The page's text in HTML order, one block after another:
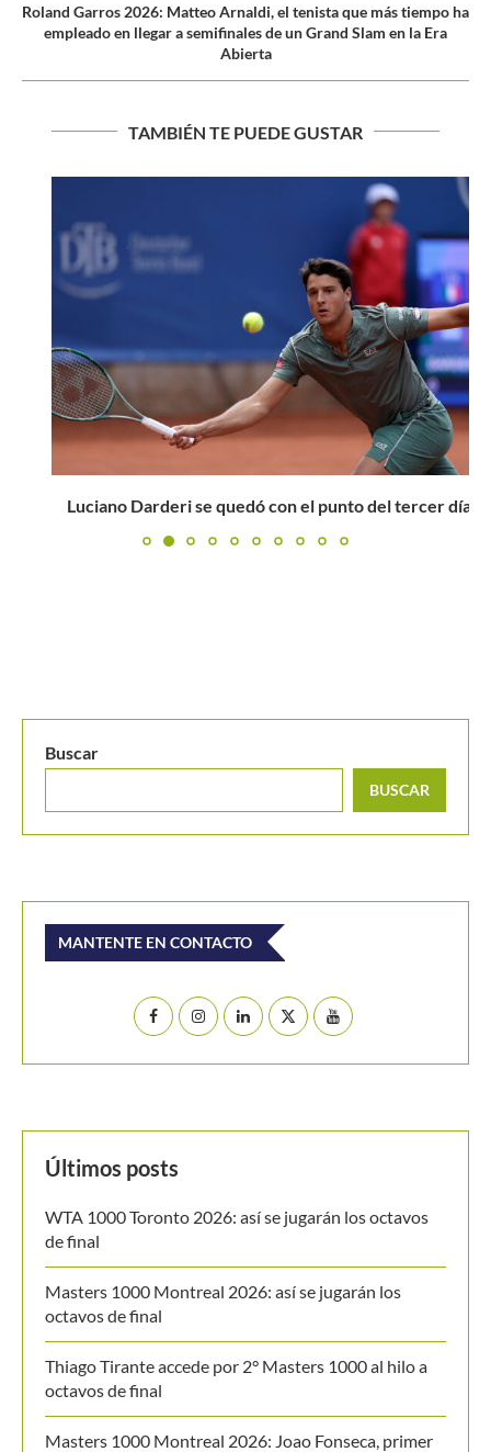
Roland Garros 2026: Matteo Arnaldi, el tenista que más tiempo ha
empleado en llegar a semifinales de un Grand Slam en la Era
Abierta
TAMBIÉN TE PUEDE GUSTAR
Luciano Darderi se quedó con el punto del tercer día...
Buscar
BUSCAR
MANTENTE EN CONTACTO
Últimos posts
WTA 1000 Toronto 2026: así se jugarán los octavos
de final
Masters 1000 Montreal 2026: así se jugarán los
octavos de final
Thiago Tirante accede por 2° Masters 1000 al hilo a
octavos de final
Masters 1000 Montreal 2026: Joao Fonseca, primer